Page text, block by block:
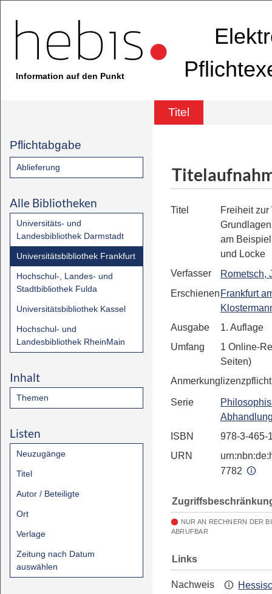
Information auf den Punkt
Titel
Pflichtabgabe
Ablieferung
Alle Bibliotheken
Universitäts- und
Landesbibliothek Darmstadt
Universitätsbibliothek Frankfurt
Hochschul-, Landes- und
Stadtbibliothek Fulda
Universitätsbibliothek Kassel
Hochschul- und
Landesbibliothek RheinMain
Inhalt
Themen
Listen
Neuzugänge
Titel
Autor / Beteiligte
Ort
Verlage
Zeitung nach Datum
auswählen
Titel
Freiheit zur
am
und Locke
Verfasser
Rometsch,
Erschienen Frankfurt
Ausgabe
1. Auflage
Umfang
1 Online-
Seiten)
Anmerkung
Serie
ISBN
978-3-465-
URN
7782
NUR AN RECHNERN DER
ABRUFBAR
Links
Nachweis